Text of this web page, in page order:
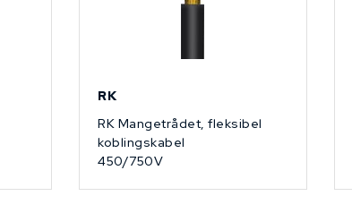
RK
RK Mangetrådet, fleksibel
koblingskabel
450/750V